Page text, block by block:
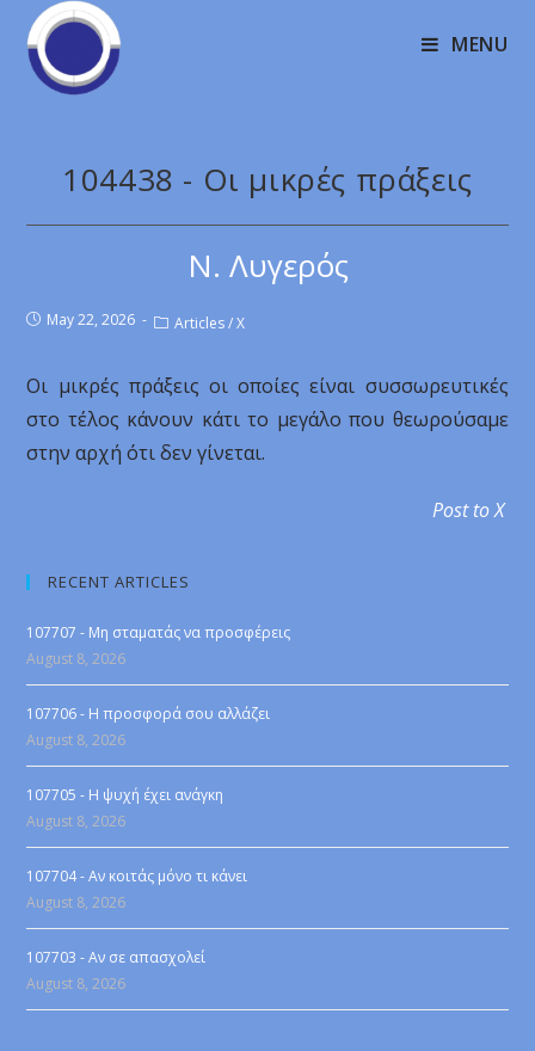
MENU
104438 - Οι μικρές πράξεις
Ν. Λυγερός
May 22, 2026 Articles / X
Οι μικρές πράξεις οι οποίες είναι συσσωρευτικές
στο τέλος κάνουν κάτι το μεγάλο που θεωρούσαμε
στην αρχή ότι δεν γίνεται.
Post to X
RECENT ARTICLES
107707 - Μη σταματάς να προσφέρεις
August 8, 2026
107706 - Η προσφορά σου αλλάζει
August 8, 2026
107705 - Η ψυχή έχει ανάγκη
August 8, 2026
107704 - Αν κοιτάς μόνο τι κάνει
August 8, 2026
107703 - Αν σε απασχολεί
August 8, 2026